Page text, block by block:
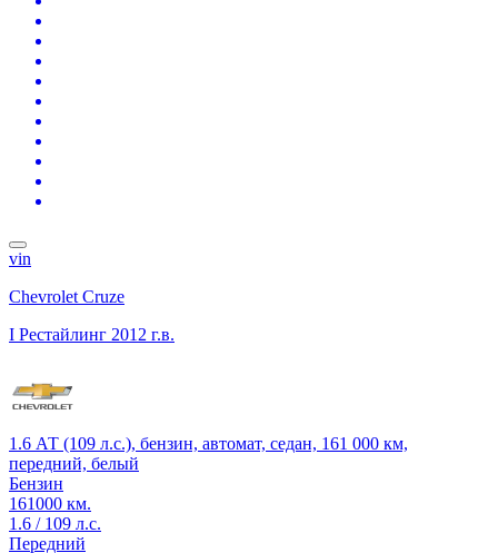
vin
Chevrolet Cruze
I Рестайлинг 2012 г.в.
1.6 АТ (109 л.с.), бензин, автомат, седан, 161 000 км,
передний, белый
Бензин
161000 км.
1.6 / 109 л.с.
Передний